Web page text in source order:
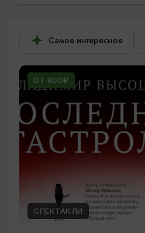
Самое интересное
ОТ 800₽
СПЕКТАКЛИ